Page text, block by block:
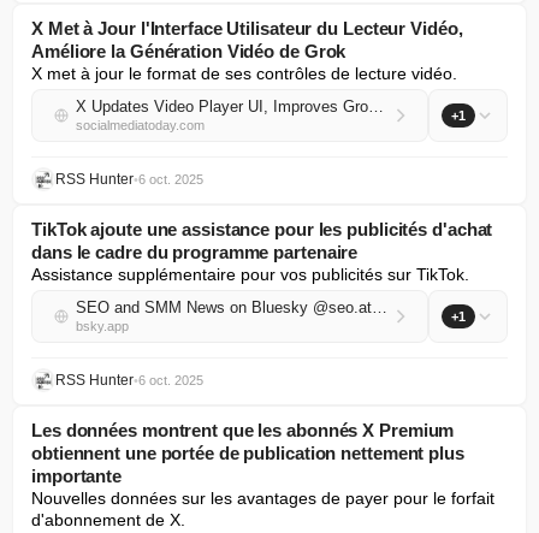
X Met à Jour l'Interface Utilisateur du Lecteur Vidéo,
Améliore la Génération Vidéo de Grok
X met à jour le format de ses contrôles de lecture vidéo.
X Updates Video Player UI, Improves Grok Video Generation
socialmediatoday.com
+1
RSS Hunter•6 oct. 2025
TikTok ajoute une assistance pour les publicités d'achat
dans le cadre du programme partenaire
Assistance supplémentaire pour vos publicités sur TikTok.
SEO and SMM News on Bluesky @seo.at.thenote.app
bsky.app
+1
RSS Hunter•6 oct. 2025
Les données montrent que les abonnés X Premium
obtiennent une portée de publication nettement plus
importante
Nouvelles données sur les avantages de payer pour le forfait
d'abonnement de X.